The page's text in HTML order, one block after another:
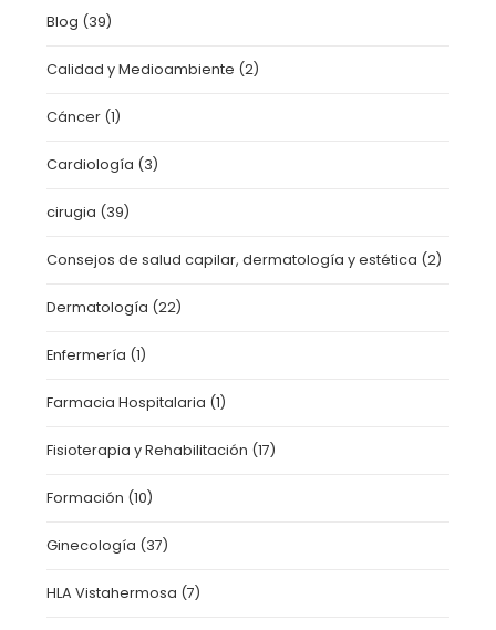
Blog (39)
Calidad y Medioambiente (2)
Cáncer (1)
Cardiología (3)
cirugia (39)
Consejos de salud capilar, dermatología y estética (2)
Dermatología (22)
Enfermería (1)
Farmacia Hospitalaria (1)
Fisioterapia y Rehabilitación (17)
Formación (10)
Ginecología (37)
HLA Vistahermosa (7)